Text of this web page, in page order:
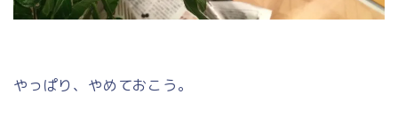
やっぱり、やめておこう。